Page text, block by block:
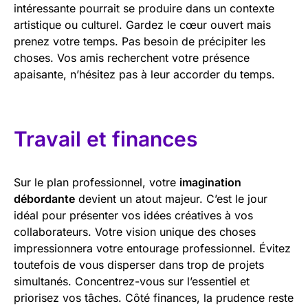
intéressante pourrait se produire dans un contexte
artistique ou culturel. Gardez le cœur ouvert mais
prenez votre temps. Pas besoin de précipiter les
choses. Vos amis recherchent votre présence
apaisante, n’hésitez pas à leur accorder du temps.
Travail et finances
Sur le plan professionnel, votre imagination
débordante devient un atout majeur. C’est le jour
idéal pour présenter vos idées créatives à vos
collaborateurs. Votre vision unique des choses
impressionnera votre entourage professionnel. Évitez
toutefois de vous disperser dans trop de projets
simultanés. Concentrez-vous sur l’essentiel et
priorisez vos tâches. Côté finances, la prudence reste